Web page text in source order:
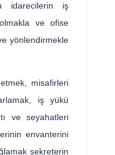
idarecilerin iş
ve ofise
yönlendirmekle
misafirleri
iş yükü
ve seyahatleri
envanterini
sekreterin